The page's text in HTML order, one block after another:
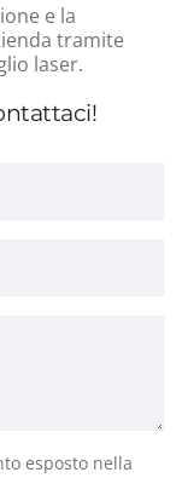
esposto nella
e la
tramite
laser.